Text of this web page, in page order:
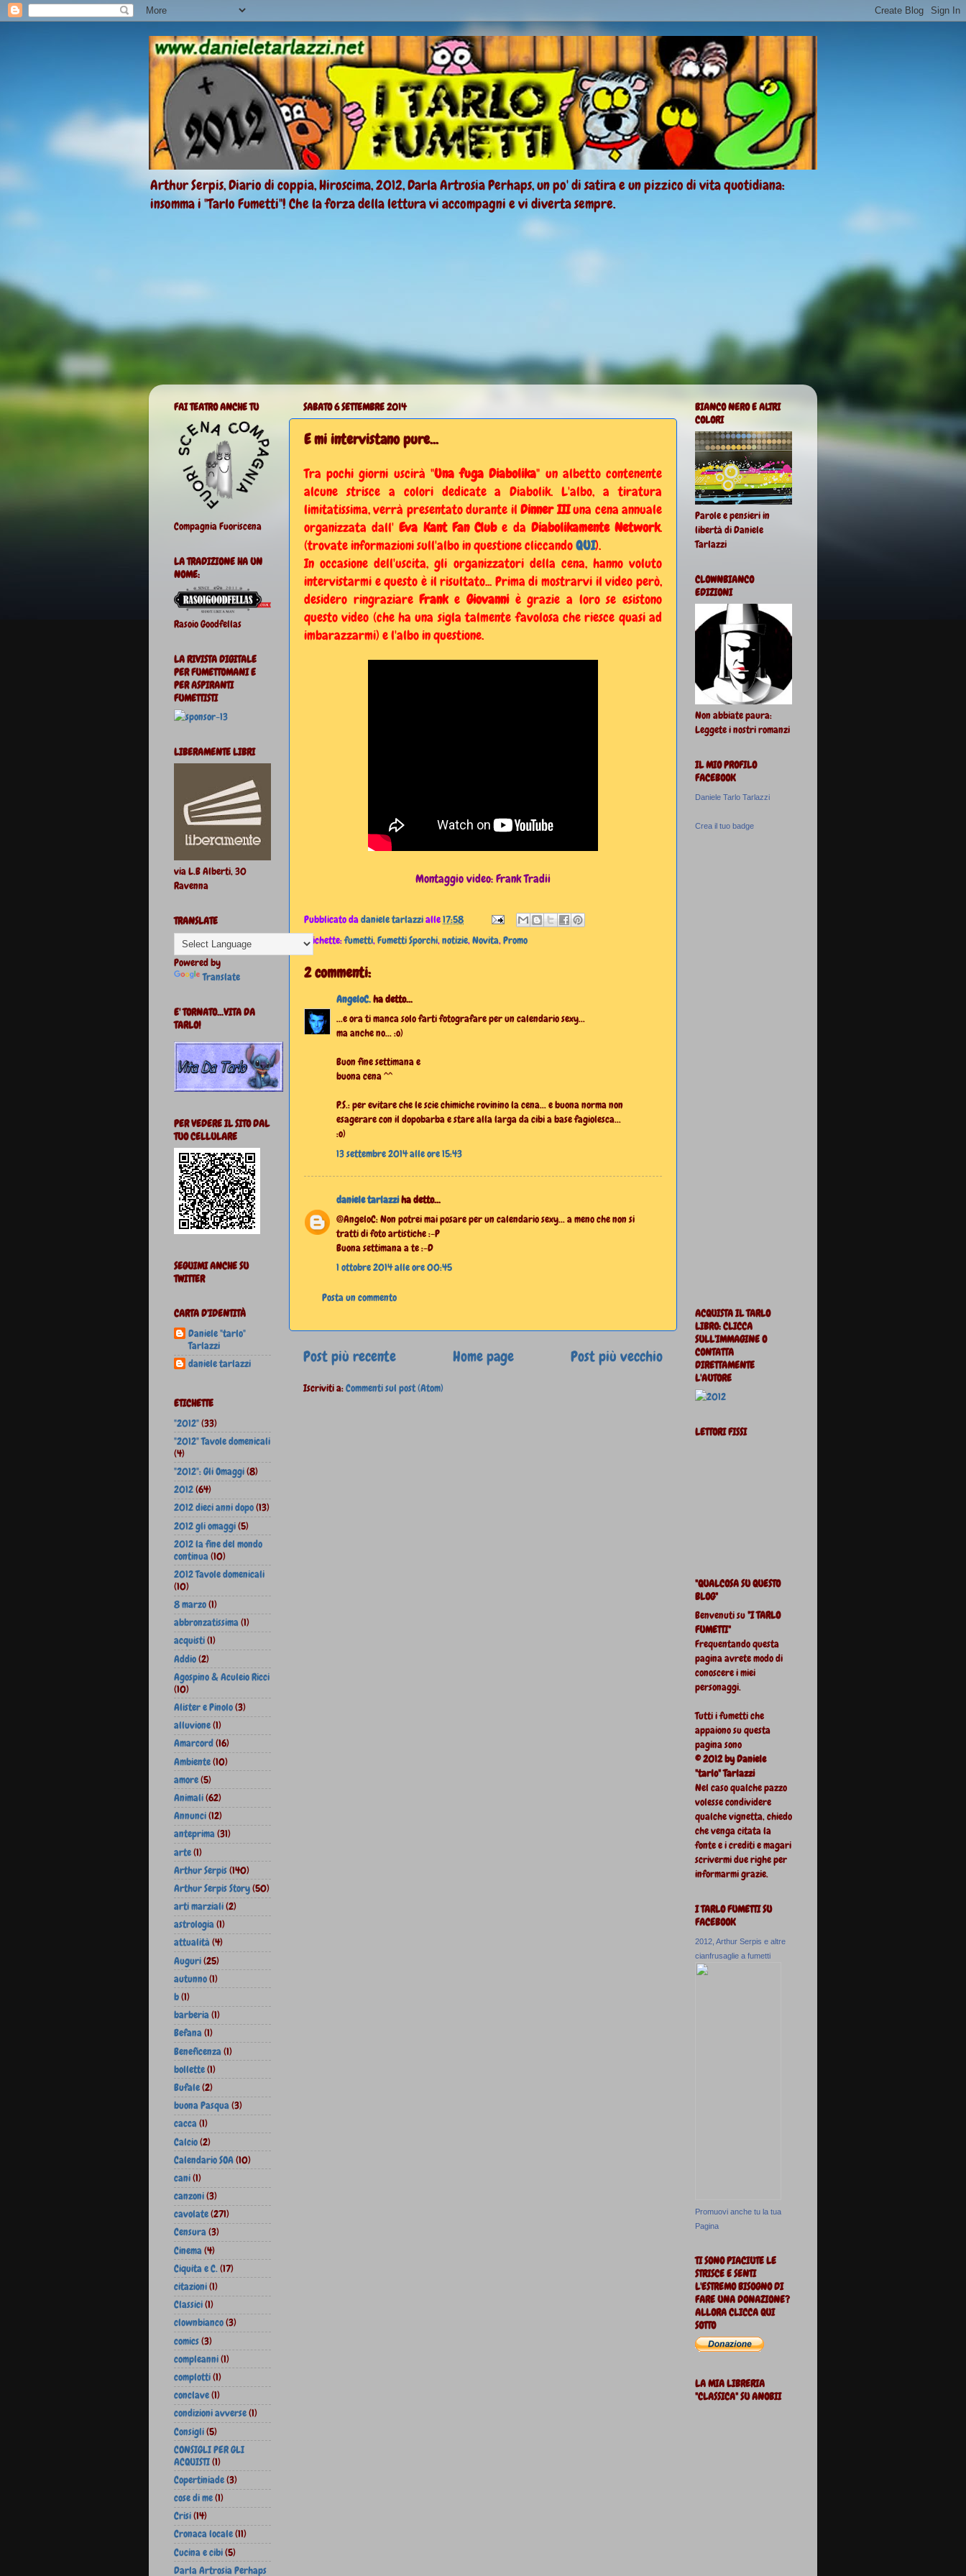
Arthur Serpis, Diario di coppia, Hiroscima, 2012, Darla Artrosia Perhaps, un po' di satira e un pizzico di vita quotidiana:
insomma i "Tarlo Fumetti"! Che la forza della lettura vi accompagni e vi diverta sempre.
SABATO 6 SETTEMBRE 2014
E mi intervistano pure...
Tra pochi giorni uscirà "Una fuga Diabolika" un albetto contenente
alcune strisce a colori dedicate a Diabolik. L'albo, a tiratura
limitatissima, verrà presentato durante ilDinner IIIuna cena annuale
organizzata dall'Eva Kant Fan Clube da Diabolikamente Network.
(trovate informazioni sull'albo in questione cliccandoQUI).
In occasione dell'uscita, gli organizzatori della cena, hanno voluto
intervistarmi e questo è il risultato... Prima di mostrarvi il video però,
desidero ringraziareFranke Giovanniè grazie a loro se esistono
questo video (che ha una sigla talmente favolosa che riesce quasi ad
imbarazzarmi) e l'albo in questione.
Montaggio video: Frank Tradii
Pubblicato dadaniele tarlazzialle17:58
Etichette:fumetti,Fumetti Sporchi,notizie,Novita,Promo
2 commenti:
AngeloC.ha detto...
...e ora ti manca solo farti fotografare per un calendario sexy...
ma anche no... :o)
Buon fine settimana e
buona cena ^^
P.S.: per evitare che le scie chimiche rovinino la cena... e buona norma non
esagerare con il dopobarba e stare alla larga da cibi a base fagiolesca...
:o)
13 settembre 2014 alle ore 15:43
daniele tarlazziha detto...
@AngeloC: Non potrei mai posare per un calendario sexy... a meno che non si
tratti di foto artistiche :-P
Buona settimana a te :-D
1 ottobre 2014 alle ore 00:45
Posta un commento
Post più recente Post più vecchio
Home page
Iscriviti a:Commenti sul post (Atom)
FAI TEATRO ANCHE TU
Compagnia Fuoriscena
LA TRADIZIONE HA UN
NOME:
Rasoio Goodfellas
LA RIVISTA DIGITALE
PER FUMETTOMANI E
PER ASPIRANTI
FUMETTISTI
LIBERAMENTE LIBRI
via L.B Alberti, 30
Ravenna
TRANSLATE
Powered by
Translate
E' TORNATO...VITA DA
TARLO!
PER VEDERE IL SITO DAL
TUO CELLULARE
SEGUIMI ANCHE SU
TWITTER
CARTA D'IDENTITÀ
Daniele "tarlo"
Tarlazzi
daniele tarlazzi
ETICHETTE
"2012"(33)
"2012" Tavole domenicali
(4)
"2012": Gli Omaggi(8)
2012(64)
2012 dieci anni dopo(13)
2012 gli omaggi(5)
2012 la fine del mondo
continua(10)
2012 Tavole domenicali
(10)
8 marzo(1)
abbronzatissima(1)
acquisti(1)
Addio(2)
Agospino & Aculeio Ricci
(10)
Alister e Pinolo(3)
alluvione(1)
Amarcord(16)
Ambiente(10)
amore(5)
Animali(62)
Annunci(12)
anteprima(31)
arte(1)
Arthur Serpis(140)
Arthur Serpis Story(50)
arti marziali(2)
astrologia(1)
attualità(4)
Auguri(25)
autunno(1)
b(1)
barberia(1)
Befana(1)
Beneficenza(1)
bollette(1)
Bufale(2)
buona Pasqua(3)
cacca(1)
Calcio(2)
Calendario SOA(10)
cani(1)
canzoni(3)
cavolate(271)
Censura(3)
Cinema(4)
Ciquita e C.(17)
citazioni(1)
Classici(1)
clownbianco(3)
comics(3)
compleanni(1)
complotti(1)
conclave(1)
condizioni avverse(1)
Consigli(5)
CONSIGLI PER GLI
ACQUISTI(1)
Copertiniade(3)
cose di me(1)
Crisi(14)
Cronaca locale(11)
Cucina e cibi(5)
Darla Artrosia Perhaps
BIANCO NERO E ALTRI
COLORI
Parole e pensieri in
libertà di Daniele
Tarlazzi
CLOWNBIANCO
EDIZIONI
Non abbiate paura:
Leggete i nostri romanzi
IL MIO PROFILO
FACEBOOK
Daniele Tarlo Tarlazzi
Crea il tuo badge
ACQUISTA IL TARLO
LIBRO: CLICCA
SULL'IMMAGINE O
CONTATTA
DIRETTAMENTE
L'AUTORE
LETTORI FISSI
"QUALCOSA SU QUESTO
BLOG"
Benvenuti su"I TARLO
FUMETTI"
Frequentando questa
pagina avrete modo di
conoscere i miei
personaggi.
Tutti i fumetti che
appaiono su questa
pagina sono
© 2012 by Daniele
"tarlo" Tarlazzi
Nel caso qualche pazzo
volesse condividere
qualche vignetta, chiedo
che venga citata la
fonte e i crediti e magari
scrivermi due righe per
informarmi grazie.
I TARLO FUMETTI SU
FACEBOOK
2012, Arthur Serpis e altre
cianfrusaglie a fumetti
Promuovi anche tu la tua
Pagina
TI SONO PIACIUTE LE
STRISCE E SENTI
L'ESTREMO BISOGNO DI
FARE UNA DONAZIONE?
ALLORA CLICCA QUI
SOTTO
LA MIA LIBRERIA
"CLASSICA" SU ANOBII